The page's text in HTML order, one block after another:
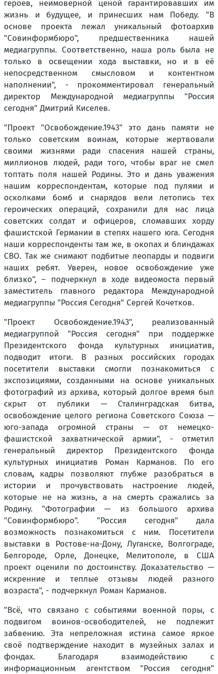
героев, неимоверной ценой гарантировавших им
жизнь и будущее, и принесших нам Победу. "В
основе проекта лежал уникальный фотоархив
"Совинформбюро", предшественника нашей
медиагруппы. Соответственно, наша роль была не
только в освещении хода выставки, но и в её
непосредственном смысловом и контентном
наполнении", - прокомментировал генеральный
директор Международной медиагруппы "Россия
сегодня" Дмитрий Киселев.
"Проект "Освобождение.1943" это дань памяти не
только советским воинам, которые жертвовали
своими жизнями ради спасения нашей страны,
миллионов людей, ради того, чтобы враг не смел
топтать поля нашей Родины. Это и дань уважения
нашим корреспондентам, которые под пулями и
осколками бомб и снарядов вели летопись тех
героических операций, сохранили для нас лица
советских солдат и офицеров, сломавших хорду
фашистской Германии в степях нашего юга. Сегодня
наши корреспонденты там же, в окопах и блиндажах
СВО. Так же снимают подбитые леопарды и подвиги
наших ребят. Уверен, новое освобождение уже
близко", – подчеркнул в ходе видеомоста первый
заместитель главного редактора Международной
медиагруппы "Россия Сегодня" Сергей Кочетков.
"Проект Освобождение.1943", реализованный
медиагруппой "Россия сегодня" при поддержке
Президентского фонда культурных инициатив,
подводит итоги. В разных российских городах
посетители выставки смогли познакомиться с
экспозициями, созданными на основе уникальных
фотографий из архива, который долгое время был
скрыт от публики — Сталинградская битва,
освобождение целого региона Советского Союза —
юго-запада огромной страны — от немецко-
фашистской захватнической армии", - отметил
генеральный директор Президентского фонда
культурных инициатив Роман Карманов. По его
словам, кадры позволяют глубже разобраться в
истории и прочувствовать настроение людей,
которые не на жизнь, а на смерть сражались за
Родину. "Фотографии — из большого архива
"Совинформбюро". "Россия сегодня" дала
возможность познакомиться с ним. Посетители
выставки в Ростове-на-Дону, Луганске, Волгограде,
Белгороде, Орле, Донецке, Мелитополе, в США
проект оценили по достоинству. Доказательство —
искренние и теплые отзывы людей разного
возраста", - подчеркнул Роман Карманов.
"Всё, что связано с событиями военной поры, с
подвигом воинов-освободителей, не подлежит
забвению. Эта непреложная истина самое яркое
своё подтверждение находит в музейных залах и
фондах. Благодаря взаимодействию с
информационным агентством "Россия сегодня"